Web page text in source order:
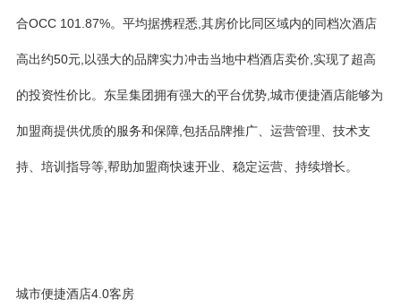
合OCC 101.87%。平均据携程悉,其房价比同区域内的同档次酒店
高出约50元,以强大的品牌实力冲击当地中档酒店卖价,实现了超高
的投资性价比。东呈集团拥有强大的平台优势,城市便捷酒店能够为
加盟商提供优质的服务和保障,包括品牌推广、运营管理、技术支
持、培训指导等,帮助加盟商快速开业、稳定运营、持续增长。
城市便捷酒店4.0客房